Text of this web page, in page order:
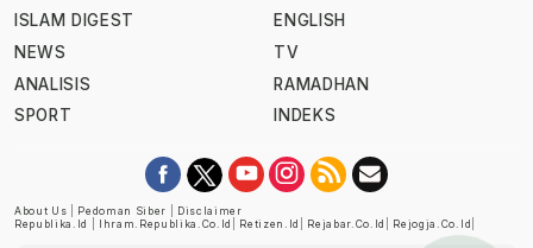
ISLAM DIGEST
NEWS
ANALISIS
SPORT
ENGLISH
TV
RAMADHAN
INDEKS
About Us Pedoman Siber
Disclaimer
Republika.id
Ihram.republika.co.id Retizen.id Rejabar.co.id Rejogja.co.id